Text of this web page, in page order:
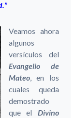
Veamos ahora
algunos
versículos del
Evangelio de
Mateo, en los
cuales queda
demostrado
que elDivino